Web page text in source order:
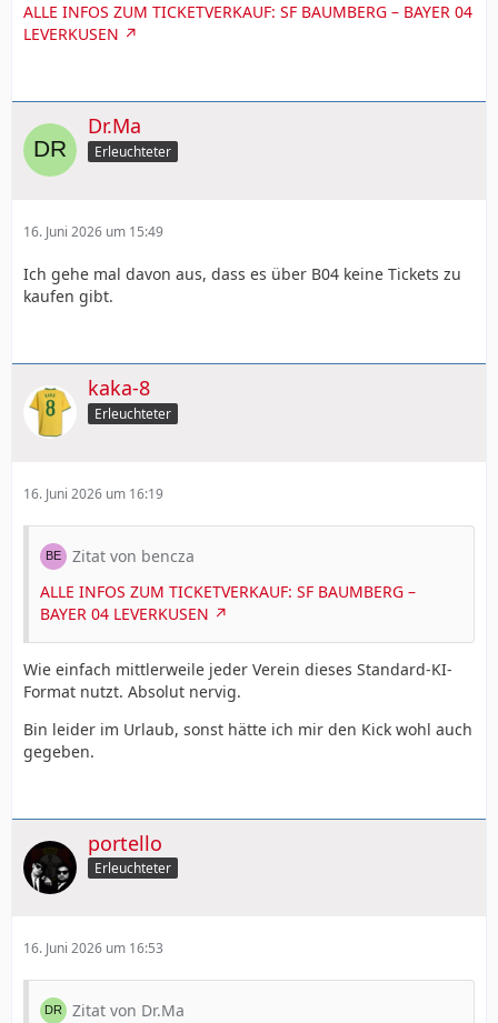
ALLE INFOS ZUM TICKETVERKAUF: SF BAUMBERG – BAYER 04
LEVERKUSEN
Dr.Ma
Erleuchteter
16. Juni 2026 um 15:49
Ich gehe mal davon aus, dass es über B04 keine Tickets zu
kaufen gibt.
kaka-8
Erleuchteter
16. Juni 2026 um 16:19
Zitat von bencza
ALLE INFOS ZUM TICKETVERKAUF: SF BAUMBERG –
BAYER 04 LEVERKUSEN
Wie einfach mittlerweile jeder Verein dieses Standard-KI-
Format nutzt. Absolut nervig.
Bin leider im Urlaub, sonst hätte ich mir den Kick wohl auch
gegeben.
portello
Erleuchteter
16. Juni 2026 um 16:53
Zitat von Dr.Ma